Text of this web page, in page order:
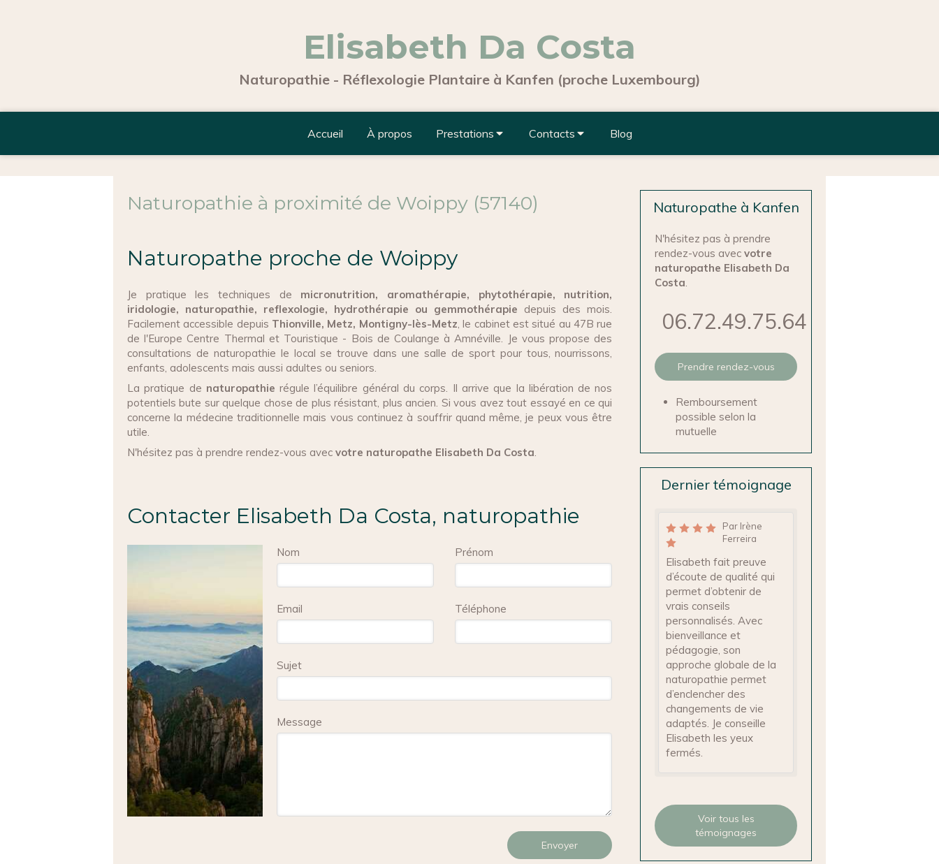
Elisabeth Da Costa
Naturopathie - Réflexologie Plantaire à Kanfen (proche Luxembourg)
Accueil À propos Prestations Contacts Blog
Naturopathie à proximité de Woippy (57140)
Naturopathe proche de Woippy
Je pratique les techniques de micronutrition, aromathérapie, phytothérapie, nutrition,
iridologie, naturopathie, reflexologie, hydrothérapie ou gemmothérapie depuis des mois.
Facilement accessible depuis Thionville, Metz, Montigny-lès-Metz, le cabinet est situé au 47B rue
de l'Europe Centre Thermal et Touristique - Bois de Coulange à Amnéville. Je vous propose des
consultations de naturopathie le local se trouve dans une salle de sport pour tous, nourrissons,
enfants, adolescents mais aussi adultes ou seniors.
La pratique de naturopathie régule l’équilibre général du corps. Il arrive que la libération de nos
potentiels bute sur quelque chose de plus résistant, plus ancien. Si vous avez tout essayé en ce qui
concerne la médecine traditionnelle mais vous continuez à souffrir quand même, je peux vous être
utile.
N'hésitez pas à prendre rendez-vous avec votre naturopathe Elisabeth Da Costa.
Contacter Elisabeth Da Costa, naturopathie
Nom Prénom
Email Téléphone
Sujet
Message
Envoyer
Naturopathe à Kanfen
N'hésitez pas à prendre
rendez-vous avecvotre
naturopathe Elisabeth Da
Costa.
06.72.49.75.64
Prendre rendez-vous
Remboursement
possible selon la
mutuelle
Dernier témoignage
Par Irène
Ferreira
Elisabeth fait preuve
d’écoute de qualité qui
permet d’obtenir de
vrais conseils
personnalisés. Avec
bienveillance et
pédagogie, son
approche globale de la
naturopathie permet
d’enclencher des
changements de vie
adaptés. Je conseille
Elisabeth les yeux
fermés.
Voir tous les
témoignages